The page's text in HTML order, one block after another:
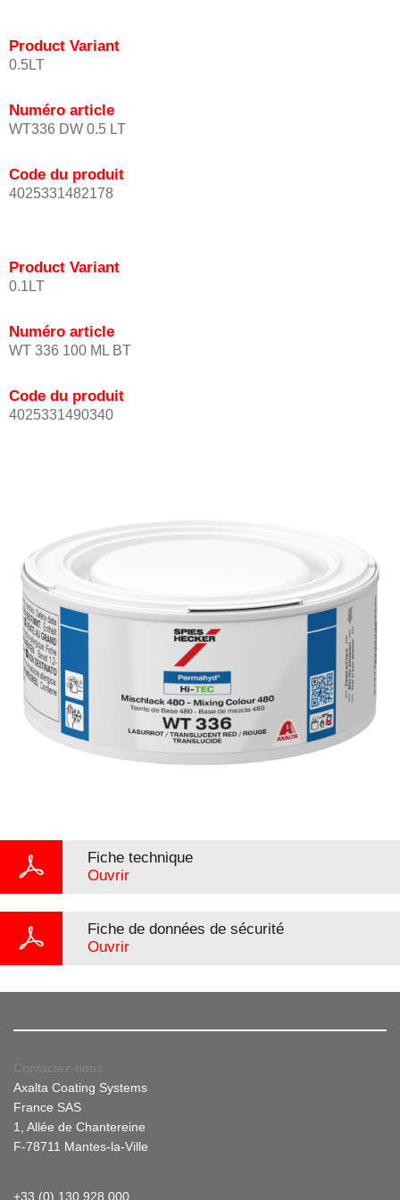
Product Variant
0.5LT
Numéro article
WT336 DW 0.5 LT
Code du produit
4025331482178
Product Variant
0.1LT
Numéro article
WT 336 100 ML BT
Code du produit
4025331490340
Fiche technique
Ouvrir
Fiche de données de sécurité
Ouvrir
Contactez-nous
Axalta Coating Systems
France SAS
1, Allée de Chantereine
F-78711 Mantes-la-Ville
+33 (0) 130 928 000